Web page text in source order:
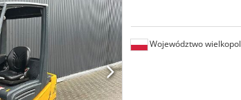
Województwo